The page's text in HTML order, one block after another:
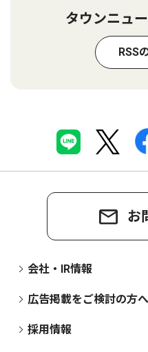
タウンニュ
RSS
お
会社・IR情報
広告掲載をご検討の方へ
採用情報